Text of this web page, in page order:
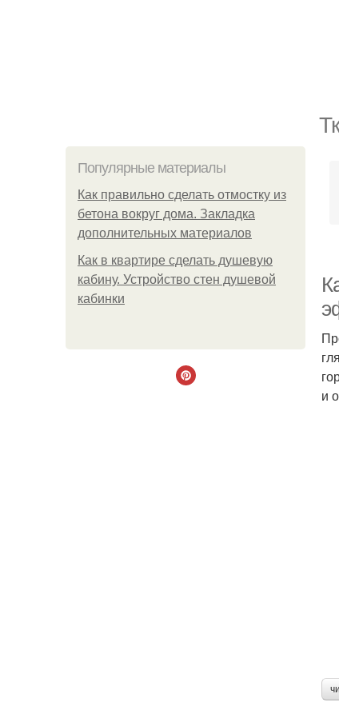
Популярные материалы
Как правильно сделать отмостку из
бетона вокруг дома. Закладка
дополнительных материалов
Как в квартире сделать душевую
кабину. Устройство стен душевой
кабинки
и